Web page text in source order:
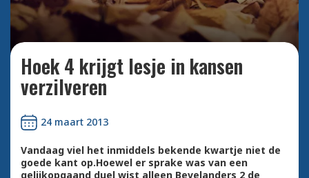
Bekijk alle foto's
Hoek 4 krijgt lesje in kansen
verzilveren
24 maart 2013
Vandaag viel het inmiddels bekende kwartje niet de
goede kant op.Hoewel er sprake was van een
gelijkopgaand duel wist alleen Bevelanders 2 de